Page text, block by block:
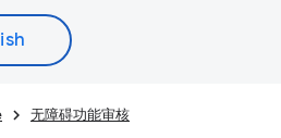
无障碍功能审核